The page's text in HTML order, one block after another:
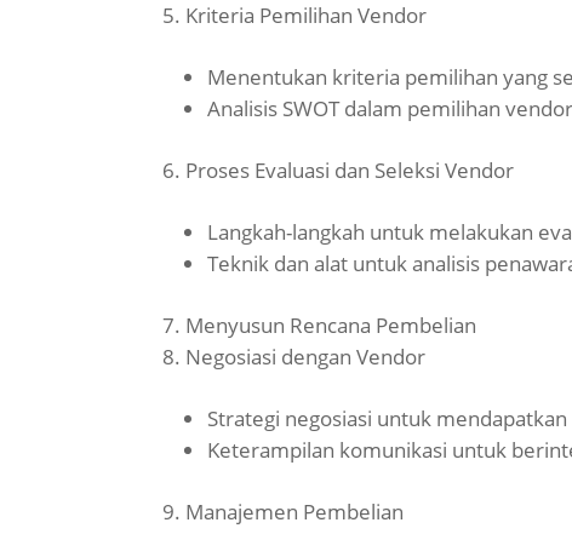
Kriteria Pemilihan Vendor
Menentukan kriteria pemilihan yang
Analisis SWOT dalam pemilihan
Proses Evaluasi dan Seleksi Vendor
Langkah-langkah untuk melakukan
Teknik dan alat untuk analisis
Menyusun Rencana Pembelian
Negosiasi dengan Vendor
Strategi negosiasi untuk
Keterampilan komunikasi untuk
Manajemen Pembelian